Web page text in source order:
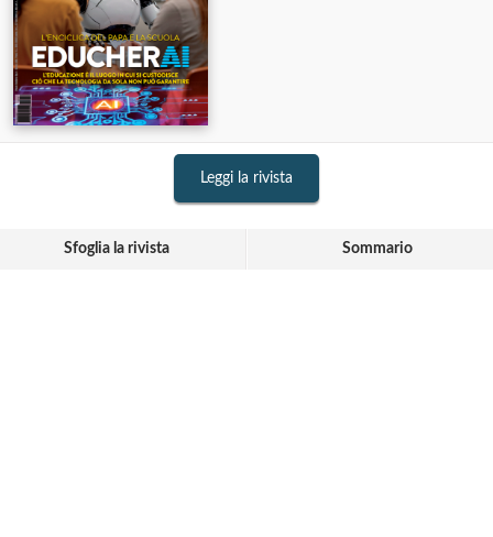
Leggi la rivista
Sfoglia la rivista Sommario